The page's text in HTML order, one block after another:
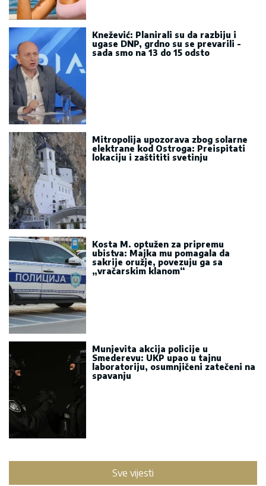
Knežević: Planirali su da razbiju i
ugase DNP, grdno su se prevarili -
sada smo na 13 do 15 odsto
Mitropolija upozorava zbog solarne
elektrane kod Ostroga: Preispitati
lokaciju i zaštititi svetinju
Kosta M. optužen za pripremu
ubistva: Majka mu pomagala da
sakrije oružje, povezuju ga sa
„vračarskim klanom“
Munjevita akcija policije u
Smederevu: UKP upao u tajnu
laboratoriju, osumnjičeni zatečeni na
spavanju
Sve vijesti